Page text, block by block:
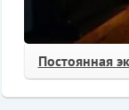
Постоянная